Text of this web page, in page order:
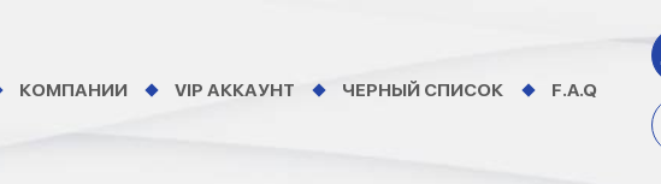
КОМПАНИИ VIP АККАУНТ ЧЕРНЫЙ СПИСОК F.A.Q